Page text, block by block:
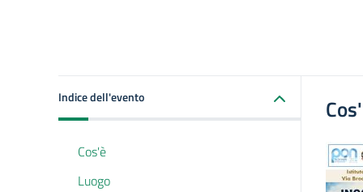
Indice dell'evento
Cos'è
Luogo